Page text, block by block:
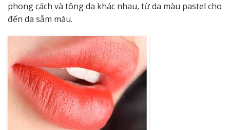
phong cách và tông da khác nhau, từ da màu pastel cho
đến da sẫm màu.